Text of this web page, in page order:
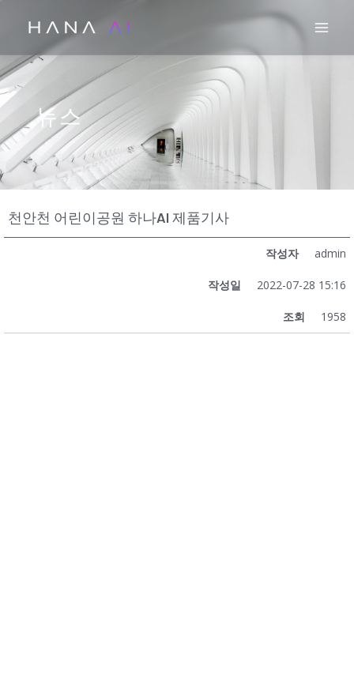
츠
로
건
뛰
뉴스
천안천 어린이공원 하나AI 제품기사
작성자 admin
작성일 2022-07-28 15:16
조회 1958